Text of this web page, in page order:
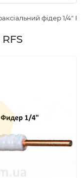
фідер 1/4"